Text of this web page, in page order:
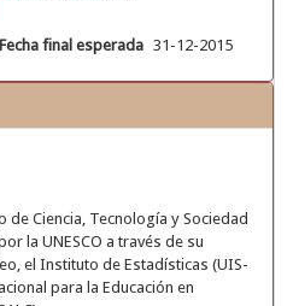
Fecha final esperada 31-12-2015
Ciencia, Tecnología y Sociedad
la UNESCO a través de su
el Instituto de Estadísticas (UIS-
para la Educación en